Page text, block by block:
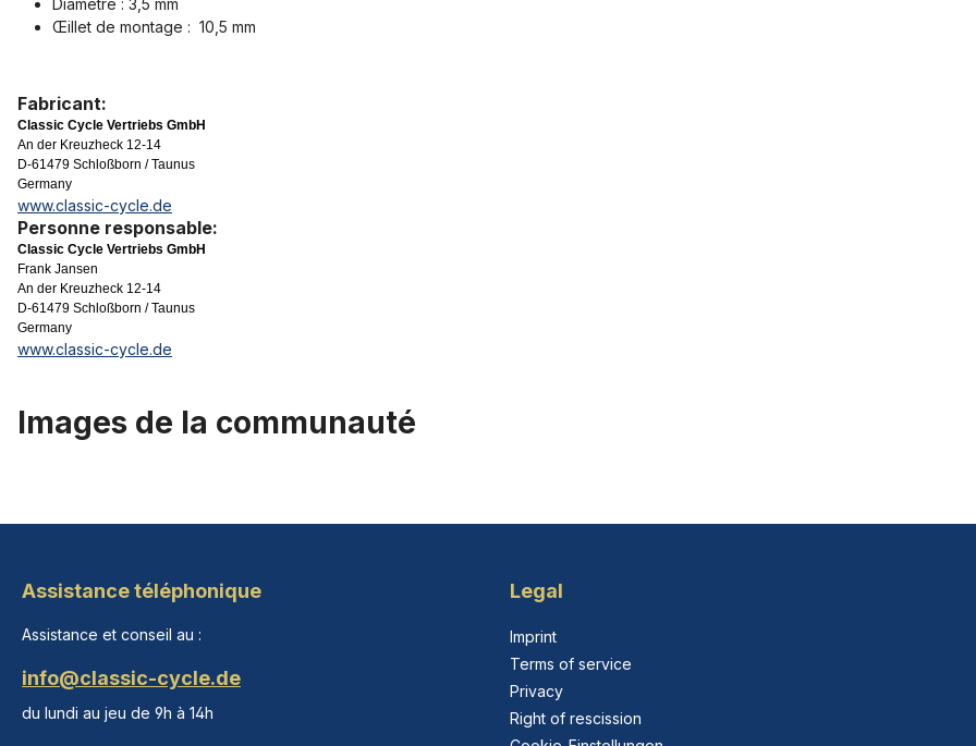
Diamètre : 3,5 mm
Œillet de montage : 10,5 mm
Fabricant:
Classic Cycle Vertriebs GmbH
An der Kreuzheck 12-14
D-61479 Schloßborn / Taunus
Germany
www.classic-cycle.de
Personne responsable:
Classic Cycle Vertriebs GmbH
Frank Jansen
An der Kreuzheck 12-14
D-61479 Schloßborn / Taunus
Germany
www.classic-cycle.de
Images de la communauté
Assistance téléphonique
Assistance et conseil au :
info@classic-cycle.de
du lundi au jeu de 9h à 14h
Legal
Imprint
Terms of service
Privacy
Right of rescission